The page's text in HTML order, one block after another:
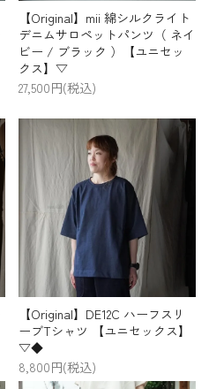
【Original】mii 綿シルクライト
デニムサロペットパンツ（ ネイ
ビー / ブラック ）【ユニセッ
クス】▽
27,500円(税込)
【Original】DE12C ハーフスリ
ーブTシャツ 【ユニセックス】
▽◆
8,800円(税込)